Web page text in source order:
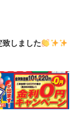
致しました